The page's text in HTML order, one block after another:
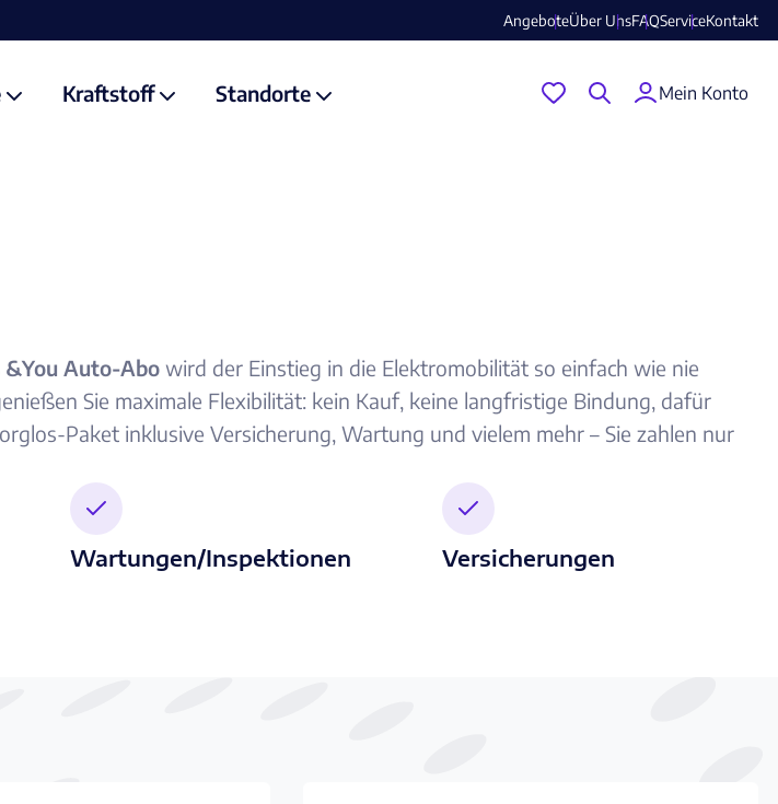
AngeboteÜber UnsFAQServiceKontakt
Mein Konto
Kraftstoff Standorte
&You Auto-Abo wird der Einstieg in die Elektromobilität so einfach wie nie
Sie maximale Flexibilität: kein Kauf, keine langfristige Bindung, dafür
Paket inklusive Versicherung, Wartung und vielem mehr – Sie zahlen nur
Wartungen/Inspektionen Versicherungen